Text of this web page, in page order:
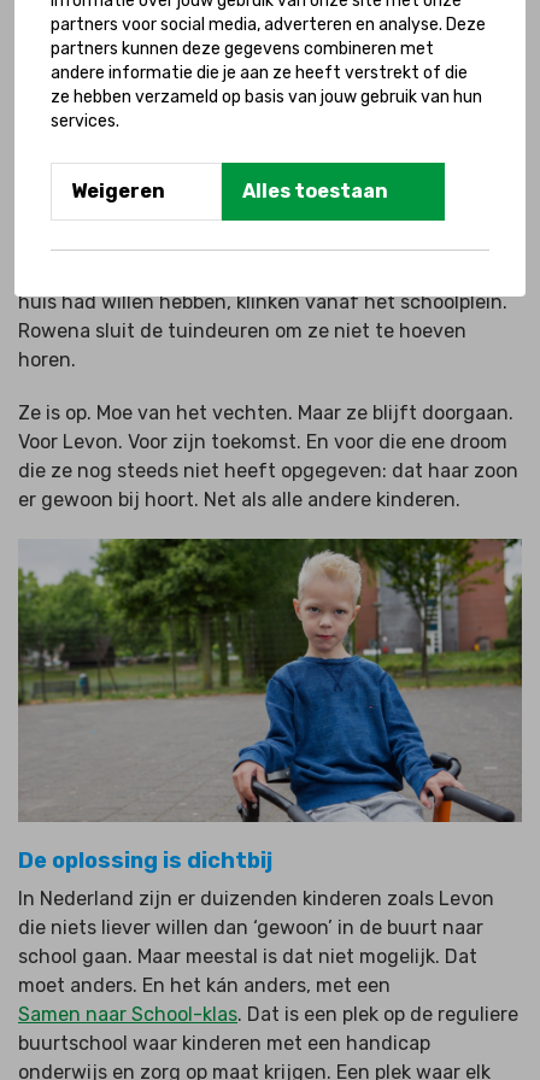
partners voor social media, adverteren en analyse. Deze
partners kunnen deze gegevens combineren met
andere informatie die je aan ze heeft verstrekt of die
ze hebben verzameld op basis van jouw gebruik van hun
services.
Weigeren Alles toestaan
nog lang niet overal in Nederland beschikbaar
Nu zit Levon op het speciaal onderwijs. Dagelijks is hij
uren onderweg, gebracht en gehaald door een
persoonlijk begeleider. Hij vindt het er fantastisch.
niet. Thuis is hij altijd alleen.
huis had willen hebben, klinken vanaf het schoolplein.
Rowena sluit de tuindeuren om ze niet te hoeven
horen.
Ze is op. Moe van het vechten. Maar ze blijft doorgaan.
Voor Levon. Voor zijn toekomst. En voor die ene droom
die ze nog steeds niet heeft opgegeven: dat haar zoon
er gewoon bij hoort. Net als alle andere kinderen.
De oplossing is dichtbij
In Nederland zijn er duizenden kinderen zoals Levon
die niets liever willen dan ‘gewoon’ in de buurt naar
school gaan. Maar meestal is dat niet mogelijk. Dat
moet anders. En het kán anders, met een
Samen naar School-klas. Dat is een plek op de reguliere
buurtschool waar kinderen met een handicap
onderwijs en zorg op maat krijgen. Een plek waar elk